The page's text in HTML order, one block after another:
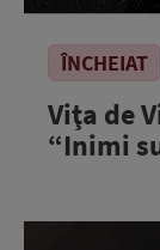
ÎNCHEIAT
Viţa de
“Inimi